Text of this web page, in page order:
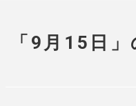
「9月15日